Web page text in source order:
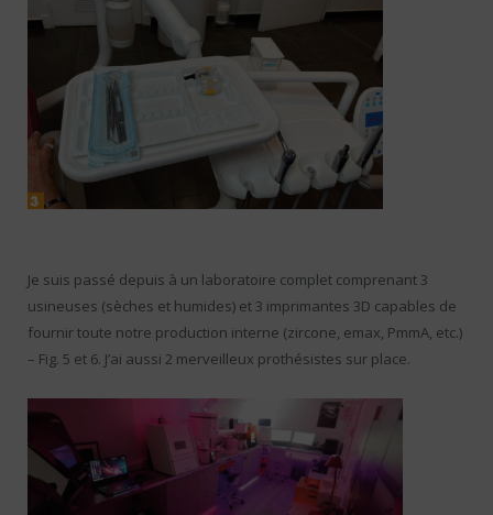
Je suis passé depuis à un laboratoire complet comprenant 3
usineuses (sèches et humides) et 3 imprimantes 3D capables de
fournir toute notre production interne (zircone, emax, PmmA, etc.)
– Fig. 5 et 6. J’ai aussi 2 merveilleux prothésistes sur place.